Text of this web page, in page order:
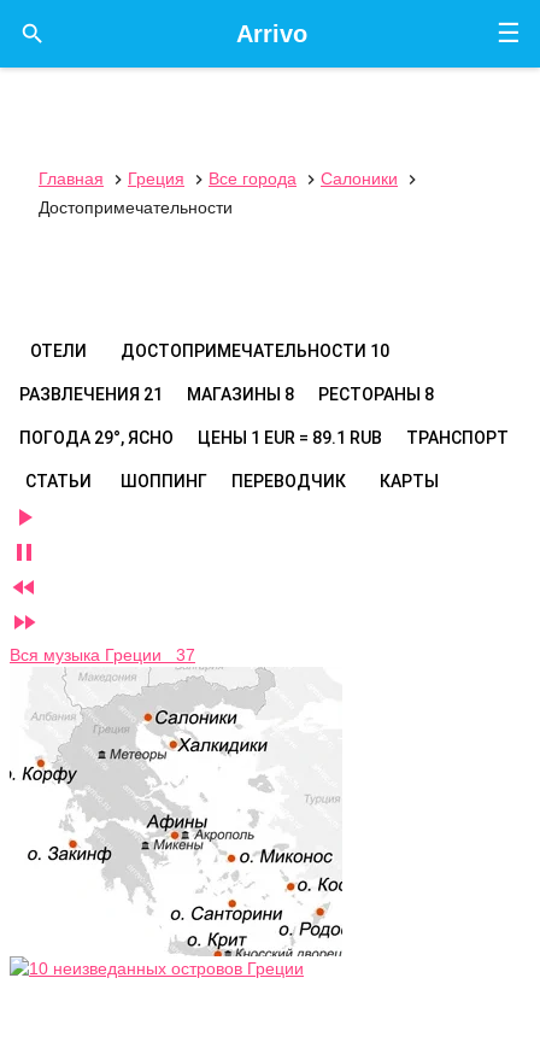
☰
Arrivo

Главная  Греция  Все города  Салоники

Достопримечательности
ОТЕЛИ ДОСТОПРИМЕЧАТЕЛЬНОСТИ 10
РАЗВЛЕЧЕНИЯ 21 МАГАЗИНЫ 8 РЕСТОРАНЫ 8
ПОГОДА 29°, ЯСНО ЦЕНЫ 1 EUR = 89.1 RUB ТРАНСПОРТ
СТАТЬИ ШОППИНГ ПЕРЕВОДЧИК КАРТЫ




Вся музыка Греции 37